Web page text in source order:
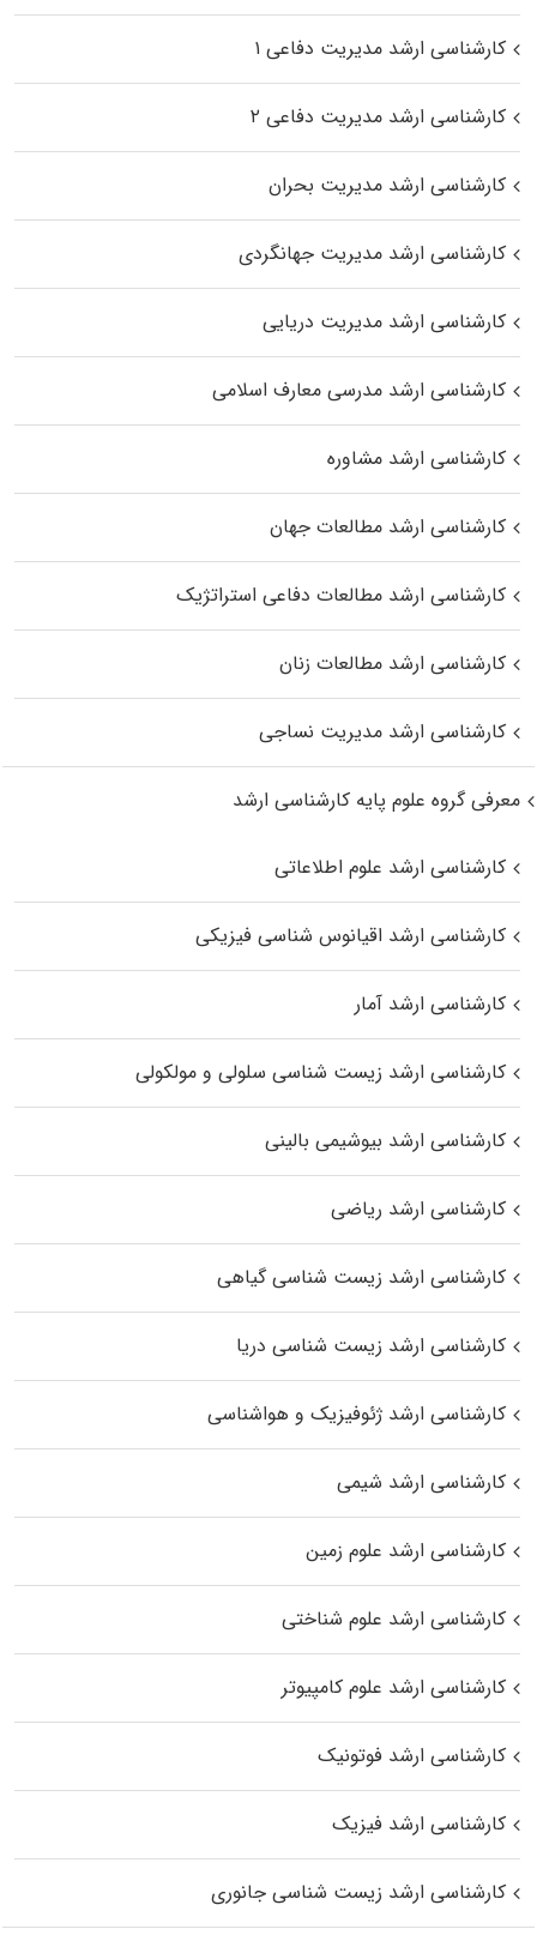
کارشناسی ارشد مدیریت دفاعی ۱
کارشناسی ارشد مدیریت دفاعی ۲
کارشناسی ارشد مدیریت بحران
کارشناسی ارشد مدیریت جهانگردی
کارشناسی ارشد مدیریت دریایی
کارشناسی ارشد مدرسی معارف اسلامی
کارشناسی ارشد مشاوره
کارشناسی ارشد مطالعات جهان
کارشناسی ارشد مطالعات دفاعی استراتژیک
کارشناسی ارشد مطالعات زنان
کارشناسی ارشد مدیریت نساجی
معرفی گروه علوم پایه کارشناسی ارشد
کارشناسی ارشد علوم اطلاعاتی
کارشناسی ارشد اقیانوس‌ شناسی فیزیکی
کارشناسی ارشد آمار
کارشناسی ارشد زیست شناسی سلولی و مولکولی
کارشناسی ارشد بیوشیمی بالینی
کارشناسی ارشد ریاضی
کارشناسی ارشد زیست‌ شناسی گیاهی
کارشناسی ارشد زیست‌ شناسی دریا
کارشناسی ارشد ژئوفیزیک و هواشناسی
کارشناسی ارشد شیمی
کارشناسی ارشد علوم زمین
کارشناسی ارشد علوم شناختی
کارشناسی ارشد علوم کامپیوتر
کارشناسی ارشد فوتونیک
کارشناسی ارشد فیزیک
کارشناسی ارشد زیست‌ شناسی جانوری